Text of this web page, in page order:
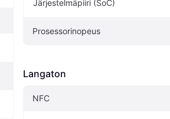
Järjestelmäpiiri (SoC)
Prosessorinopeus
Langaton
NFC